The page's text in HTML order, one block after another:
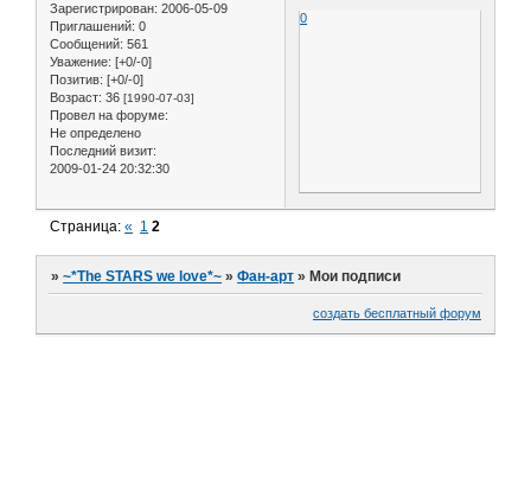
Зарегистрирован: 2006-05-09
Приглашений: 0
Сообщений: 561
Уважение: [+0/-0]
Позитив: [+0/-0]
Возраст: 36 [1990-07-03]
Провел на форуме:
Не определено
Последний визит:
2009-01-24 20:32:30
0
Страница:« 1 2
»~*The STARS we love*~ »Фан-арт »Мои подписи
создать бесплатный форум